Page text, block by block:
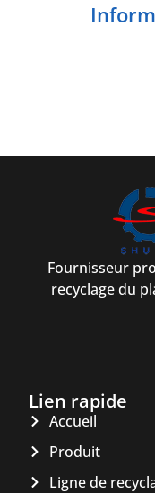
Fournisseur
recyclage du
Lien rapide
Accueil
Produit
Ligne de